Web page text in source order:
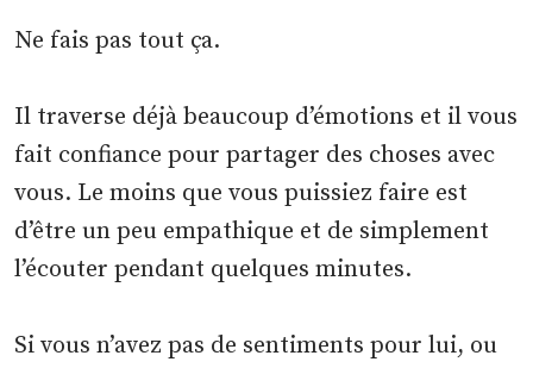
Ne fais pas tout ça.
Il traverse déjà beaucoup d’émotions et il vous
fait confiance pour partager des choses avec
vous. Le moins que vous puissiez faire est
d’être un peu empathique et de simplement
l’écouter pendant quelques minutes.
Si vous n’avez pas de sentiments pour lui, ou